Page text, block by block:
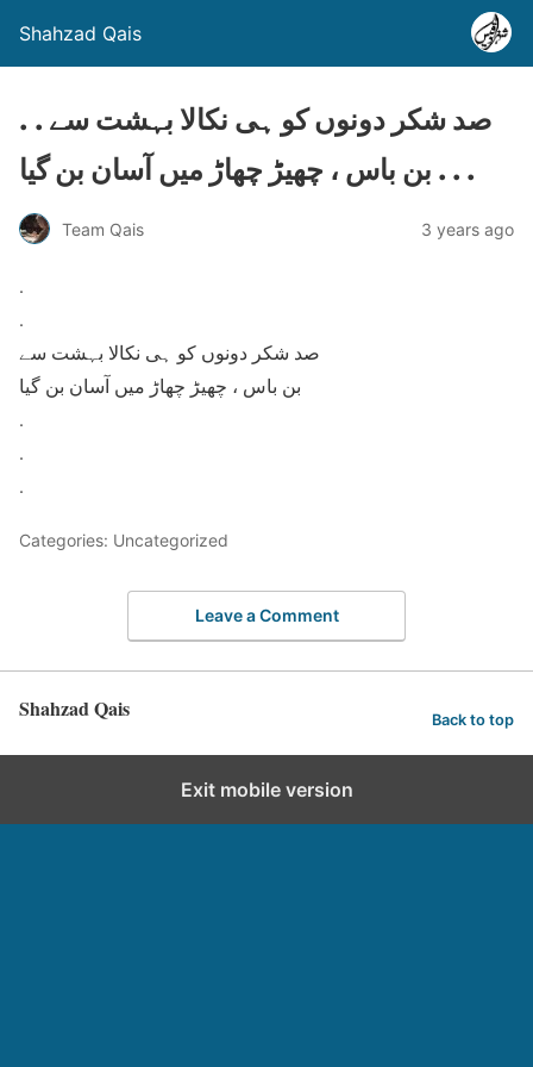
Shahzad Qais
. . صد شکر دونوں کو ہی نکالا بہشت سے
بن باس ، چھیڑ چھاڑ میں آسان بن گیا . . .
Team Qais 3 years ago
.
.
صد شکر دونوں کو ہی نکالا بہشت سے
بن باس ، چھیڑ چھاڑ میں آسان بن گیا
.
.
.
Categories: Uncategorized
Leave a Comment
Shahzad Qais Back to top
Exit mobile version